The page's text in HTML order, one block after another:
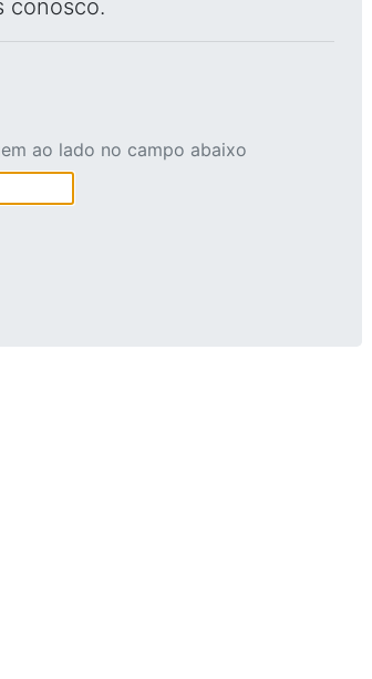
conosco.
ao lado no campo abaixo